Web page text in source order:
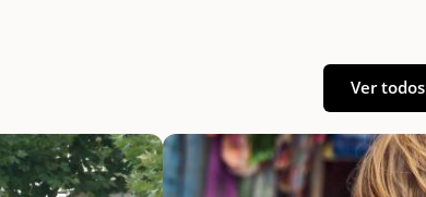
Ver todos